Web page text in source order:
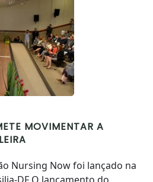
MOVIMENTAR A
Nursing Now foi lançado na